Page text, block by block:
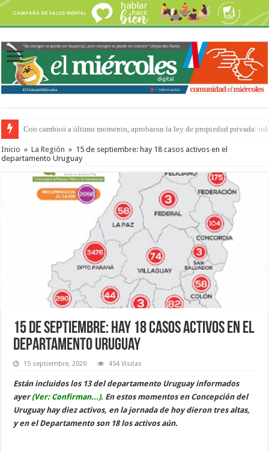
Del viernes 7 al domingo 9 de agosto: la agenda ¿A dónde ir? para este
Inicio » La Región » 15 de septiembre: hay 18 casos activos en el
departamento Uruguay
15 de septiembre: hay 18 casos activos en el
departamento Uruguay
15 septiembre, 2020 454 Visitas
Están incluidos los 13 del departamento Uruguay informados
ayer (Ver: Confirman...). En estos momentos en Concepción del
Uruguay hay diez activos, en la jornada de hoy dieron tres altas,
y en el Departamento son 18 los activos aún.